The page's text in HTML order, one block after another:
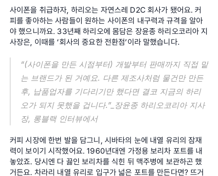
사이폰을 취급하자, 하리오는 자연스레 D2C 회사가 됐어요. 커
피를 좋아하는 사람들이 원하는 사이폰의 내구력과 규격을 알아
야 했으니까요. 33년째 하리오에 몸담은 장윤종 하리오코리아 지
사장은, 이때를 ‘회사의 중요한 전환점’이라 말했습니다.
“(사이폰을 만든 시점부터) 개발부터 판매까지 직접 맡
는 브랜드가 된 거예요. 다른 제조사처럼 물건만 만든
후, 납품업자를 기다리기만 했다면 결코 지금의 하리
오가 되지 못했을 겁니다.”_장윤종 하리오코리아 지사
장, 롱블랙 인터뷰에서
커피 시장에 한번 발을 담그니, 시바타의 눈에 내열 유리의 잠재
력이 보이기 시작했어요. 1960년대엔 가정용 보리차 포트를 내
놓았죠. 당시엔 다 끓인 보리차를 식힌 뒤 맥주병에 보관하곤 했
거든요. 차라리 내열 유리로 입구가 넓은 포트를 만든다면? 뜨거